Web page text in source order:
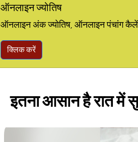
ऑनलाइन ज्योतिष
ऑनलाइन अंक ज्योतिष, ऑनलाइन पंचांग
क्लिक करें
इतना आसान है रात में